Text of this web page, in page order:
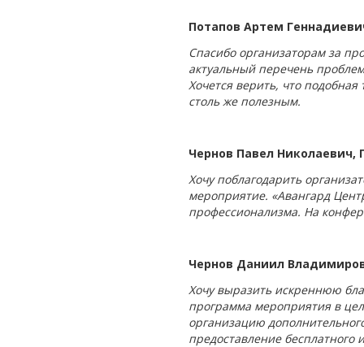
Потапов Артем
Спасибо организаторам за
актуальный перечень
Хочется верить, что
столь же полезным.
Чернов Павел Николаевич,
Хочу поблагодарить
мероприятие. «Авангард
профессионализма. На
Чернов Даниил
Хочу выразить искреннюю
программа мероприятия в
организацию
предоставление